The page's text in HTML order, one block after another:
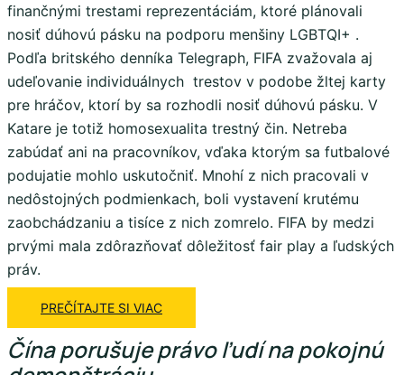
finančnými trestami reprezentáciám, ktoré plánovali
nosiť dúhovú pásku na podporu menšiny LGBTQI+ .
Podľa britského denníka Telegraph, FIFA zvažovala aj
udeľovanie individuálnych trestov v podobe žltej karty
pre hráčov, ktorí by sa rozhodli nosiť dúhovú pásku. V
Katare je totiž homosexualita trestný čin. Netreba
zabúdať ani na pracovníkov, vďaka ktorým sa futbalové
podujatie mohlo uskutočniť. Mnohí z nich pracovali v
nedôstojných podmienkach, boli vystavení krutému
zaobchádzaniu a tisíce z nich zomrelo. FIFA by medzi
prvými mala zdôrazňovať dôležitosť fair play a ľudských
práv.
PREČÍTAJTE SI VIAC
Čína porušuje právo ľudí na pokojnú